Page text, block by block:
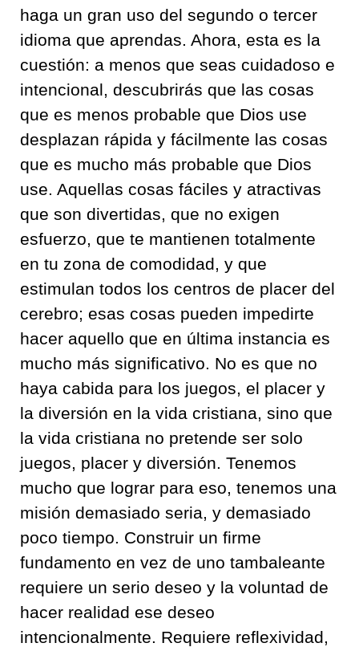
haga un gran uso del segundo o tercer
idioma que aprendas. Ahora, esta es la
cuestión: a menos que seas cuidadoso e
intencional, descubrirás que las cosas
que es menos probable que Dios use
desplazan rápida y fácilmente las cosas
que es mucho más probable que Dios
use. Aquellas cosas fáciles y atractivas
que son divertidas, que no exigen
esfuerzo, que te mantienen totalmente
en tu zona de comodidad, y que
estimulan todos los centros de placer del
cerebro; esas cosas pueden impedirte
hacer aquello que en última instancia es
mucho más significativo. No es que no
haya cabida para los juegos, el placer y
la diversión en la vida cristiana, sino que
la vida cristiana no pretende ser solo
juegos, placer y diversión. Tenemos
mucho que lograr para eso, tenemos una
misión demasiado seria, y demasiado
poco tiempo. Construir un firme
fundamento en vez de uno tambaleante
requiere un serio deseo y la voluntad de
hacer realidad ese deseo
intencionalmente. Requiere reflexividad,